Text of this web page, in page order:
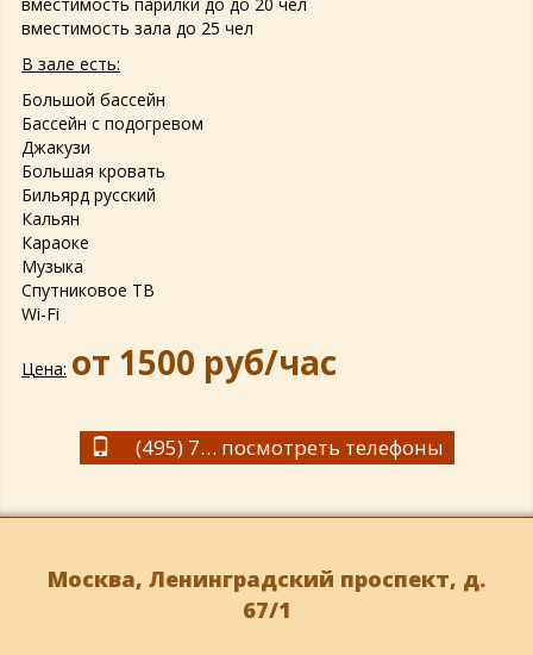
вместимость зала до 25 чел
В зале есть:
Большой бассейн
Бассейн с подогревом
Джакузи
Большая кровать
Бильярд русский
Кальян
Караоке
Музыка
Спутниковое ТВ
Wi-Fi
Цена: от 1500 руб/час
(495) 729-1993 посмотреть телефоны
Москва, Ленинградский проспект, д.
67/1